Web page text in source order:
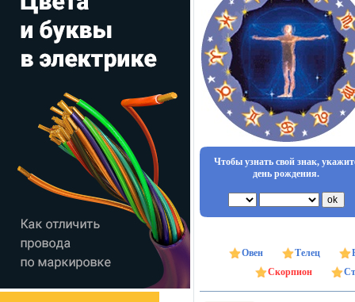
Чтобы узнать свой знак,
день рождения.
Овен Телец
Скорпион